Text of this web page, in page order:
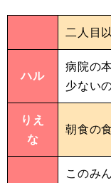
二人目
ハル
病院の
少ない
りえ
な
朝食の
このみ